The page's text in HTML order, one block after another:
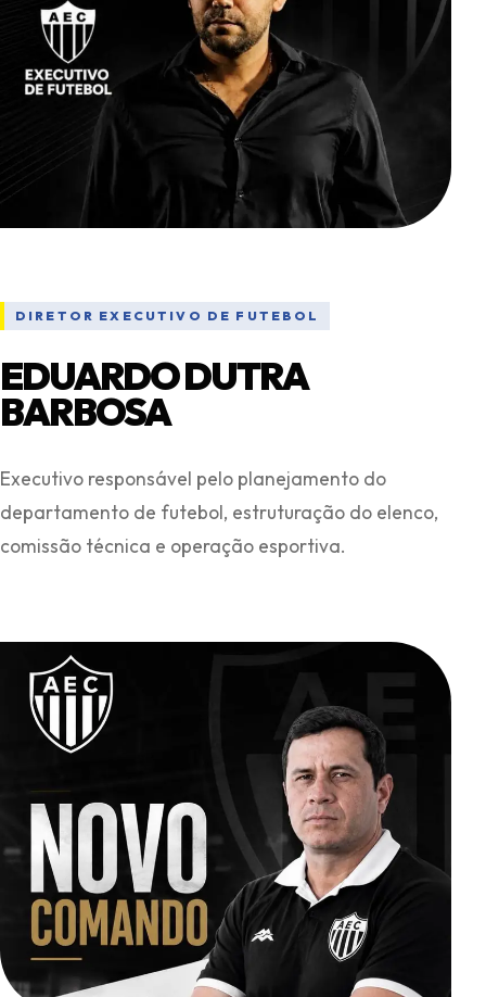
DIRETOR EXECUTIVO DE FUTEBOL
EDUARDO DUTRA
BARBOSA
Executivo responsável pelo planejamento do
departamento de futebol, estruturação do elenco,
comissão técnica e operação esportiva.